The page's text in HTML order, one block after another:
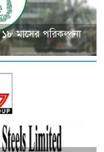
১৮ মাসের পরিকল্পনা